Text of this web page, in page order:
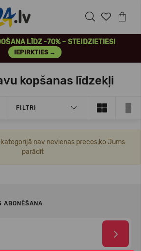
LĪDZ -70% – STEIDZIETIES!
IEPIRKTIES →
kopšanas līdzekļi
FILTRI
nav nevienas preces,ko Jums
parādīt
ABONĒŠANA